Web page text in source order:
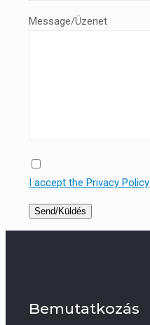
Message/Üzenet
I accept the Privacy Policy
Bemutatkozás